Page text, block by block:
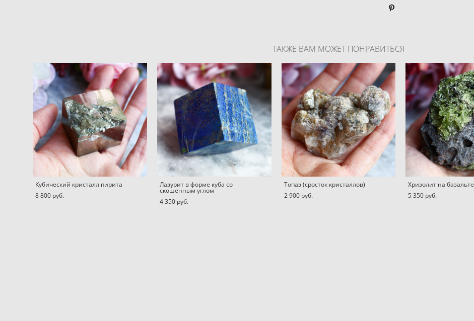
ТАКЖЕ ВАМ МОЖЕТ ПОНРАВИТЬСЯ
Кубический кристалл пирита
8 800 pуб.
Лазурит в форме куба со
скошенным углом
4 350 pуб.
Топаз (сросток кристаллов)
2 900 pуб.
Хризолит на базальте
5 350 pуб.